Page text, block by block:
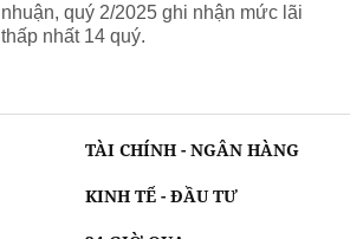
nhuận, quý 2/2025 ghi nhận mức lãi
thấp nhất 14 quý.
TÀI CHÍNH - NGÂN HÀNG
KINH TẾ - ĐẦU TƯ